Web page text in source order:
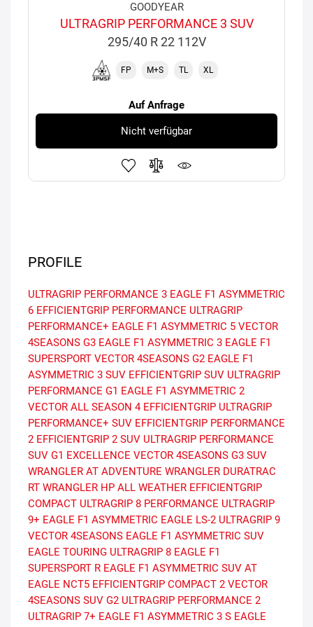
GOODYEAR
ULTRAGRIP PERFORMANCE 3 SUV
295/40 R 22 112V
FP M+S TL XL
Auf Anfrage
Nicht verfügbar
PROFILE
ULTRAGRIP PERFORMANCE 3 EAGLE F1 ASYMMETRIC
6 EFFICIENTGRIP PERFORMANCE ULTRAGRIP
PERFORMANCE+ EAGLE F1 ASYMMETRIC 5 VECTOR
4SEASONS G3 EAGLE F1 ASYMMETRIC 3 EAGLE F1
SUPERSPORT VECTOR 4SEASONS G2 EAGLE F1
ASYMMETRIC 3 SUV EFFICIENTGRIP SUV ULTRAGRIP
PERFORMANCE G1 EAGLE F1 ASYMMETRIC 2
VECTOR ALL SEASON 4 EFFICIENTGRIP ULTRAGRIP
PERFORMANCE+ SUV EFFICIENTGRIP PERFORMANCE
2 EFFICIENTGRIP 2 SUV ULTRAGRIP PERFORMANCE
SUV G1 EXCELLENCE VECTOR 4SEASONS G3 SUV
WRANGLER AT ADVENTURE WRANGLER DURATRAC
RT WRANGLER HP ALL WEATHER EFFICIENTGRIP
COMPACT ULTRAGRIP 8 PERFORMANCE ULTRAGRIP
9+ EAGLE F1 ASYMMETRIC EAGLE LS-2 ULTRAGRIP 9
VECTOR 4SEASONS EAGLE F1 ASYMMETRIC SUV
EAGLE TOURING ULTRAGRIP 8 EAGLE F1
SUPERSPORT R EAGLE F1 ASYMMETRIC SUV AT
EAGLE NCT5 EFFICIENTGRIP COMPACT 2 VECTOR
4SEASONS SUV G2 ULTRAGRIP PERFORMANCE 2
ULTRAGRIP 7+ EAGLE F1 ASYMMETRIC 3 S EAGLE